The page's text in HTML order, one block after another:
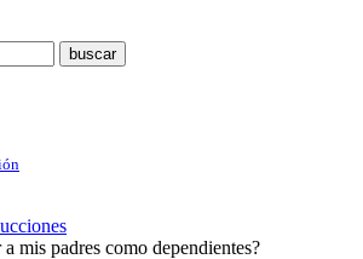
Search
buscar
a mis padres como dependientes?